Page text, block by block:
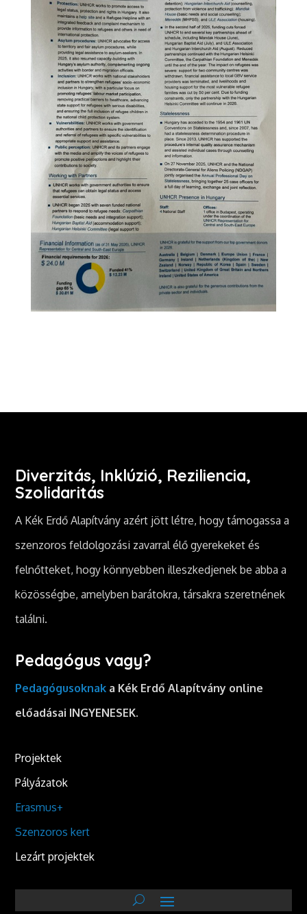
Diverzitás, Inklúzió, Reziliencia,
Szolidaritás
A Kék Erdő Alapítvány azért jött létre, hogy támogassa a
szenzoros feldolgozási zavarral élő gyerekeket és
felnőtteket, hogy könnyebben illeszkedjenek be abba a
közösségbe, amelyben barátokra, társakra szeretnének
találni.
Pedagógus vagy?
Pedagógusoknak a Kék Erdő Alapítvány online
előadásai INGYENESEK.
Projektek
Pályázatok
Erasmus+
Szenzoros kert
Lezárt projektek